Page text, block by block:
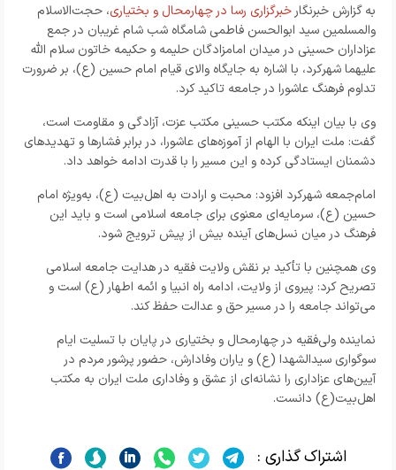
به گزارش خبرنگار خبرگزاری رسا در چهارمحال و بختیاری، حجت‌الاسلام
والمسلمین سید ابوالحسن فاطمی شامگاه شب شام غریبان در جمع
عزاداران حسینی در میدان امامزادگان حلیمه و حکیمه خاتون سلام الله
علیهما شهرکرد، با اشاره به جایگاه والای قیام امام حسین (ع)، بر ضرورت
تداوم فرهنگ عاشورا در جامعه تاکید کرد.
وی با بیان اینکه مکتب حسینی مکتب عزت، آزادگی و مقاومت است،
گفت: ملت ایران با الهام از آموزه‌های عاشورا، در برابر فشارها و تهدیدهای
دشمنان ایستادگی کرده و این مسیر را با قدرت ادامه خواهد داد.
امام‌جمعه شهرکرد افزود: محبت و ارادت به اهل‌بیت (ع)، به‌ویژه امام
حسین (ع)، سرمایه‌ای معنوی برای جامعه اسلامی است و باید این
فرهنگ در میان نسل‌های آینده بیش از پیش ترویج شود.
وی همچنین با تأکید بر نقش ولایت فقیه در هدایت جامعه اسلامی
تصریح کرد: پیروی از ولایت، ادامه راه انبیا و ائمه اطهار (ع) است و
می‌تواند جامعه را در مسیر حق و عدالت حفظ کند.
نماینده ولی‌فقیه در چهارمحال و بختیاری در پایان با تسلیت ایام
سوگواری سیدالشهدا (ع) و یاران وفادارش، حضور پرشور مردم در
آیین‌های عزاداری را نشانه‌ای از عشق و وفاداری ملت ایران به مکتب
اهل‌بیت(ع) دانست.
اشتراک گذاری :